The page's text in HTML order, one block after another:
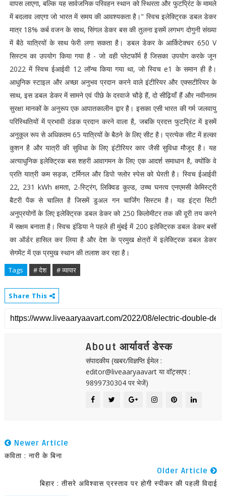
वापस लाएगा, बल्कि यह सार्वजनिक परिवहन स्थान को स्थिरता और फुटप्रिंट के मामले
में बदलाव लाएगा जो भारत में समय की आवश्यकता है।" स्विच इलेक्ट्रिक डबल डेकर
मात्र 18% कर्ब वजन के साथ, सिंगल डेकर बस की तुलना इसमें लगभग दोगुनी संख्या
में बैठे यात्रियों के साथ फेरी लगा सकता है। डबल डेकर के आर्किटेक्चर 650 V
सिस्टम का उपयोग किया गया है - जो वही प्लेटफॉर्म है जिसका उपयोग करके जून
2022 में स्विच ईआईवी 12 लॉन्च किया गया था, जो स्विच e1 के समान ही है।
आधुनिक स्टाइल और अच्छा अनुभव प्रदान करने वाले इंटीरियर और एक्सटीरियर के
साथ, इस डबल डेकर में सामने एवं पीछे के दरवाजे चौड़े हैं, दो सीढ़ियाँ हैं और नवीनतम
सुरक्षा मानकों के अनुरूप एक आपातकालीन द्वार है। इसका एसी भारत की गर्म जलवायु
परिस्थितियों में प्रभावी ठंडक प्रदान करने वाला है, जबकि प्रदत्त फुटप्रिंट में इसमें
अनुकूल रूप से अधिकतम 65 यात्रियों के बैठने के लिए सीट है। प्रत्येक सीट में हल्का
कुशन है और यात्री की सुविधा के लिए इंटीरियर कार जैसी सुविधा मौजूद है। यह
अत्याधुनिक इलेक्ट्रिक बस शहरी आवागमन के लिए एक आदर्श समाधान है, क्योंकि वे
प्रति यात्री कम सड़क, टर्मिनल और डिपो फ्लोर स्पेस को घेरती है। स्विच ईआईवी
22, 231 kWh क्षमता, 2-स्ट्रिंग, लिक्विड कूल्ड, उच्च घनत्व एनएमसी केमिस्ट्री
बैटरी पैक से चालित है जिसमें डुअल गन चार्जिंग सिस्टम है। यह इंट्रा सिटी
अनुप्रयोगों के लिए इलेक्ट्रिक डबल डेकर को 250 किलोमीटर तक की दूरी तय करने
में सक्षम बनाता है। स्विच इंडिया ने पहले ही मुंबई में 200 इलेक्ट्रिक डबल डेकर बसों
का ऑर्डर हासिल कर लिया है और देश के प्रमुख क्षेत्रों में इलेक्ट्रिक डबल डेकर
सेगमेंट में एक प्रमुख स्थान की तलाश कर रहा है।
Tags # देश # व्यापार
Share This
About आर्यावर्त डेस्क
संपादकीय (खबर/विज्ञप्ति ईमेल :
editor@liveaaryaavart या वॉट्सएप :
9899730304 पर भेजें)
Newer Article
कविता : नारी के बिना
Older Article
बिहार : तीसरे अविश्‍वास प्रस्‍ताव पर होगी स्‍पीकर की पहली विदाई